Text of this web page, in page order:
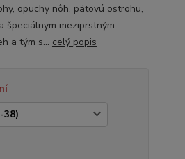
opuchy nôh, pätovú ostrohu,
špeciálnym meziprstným
a tým s... celý popis